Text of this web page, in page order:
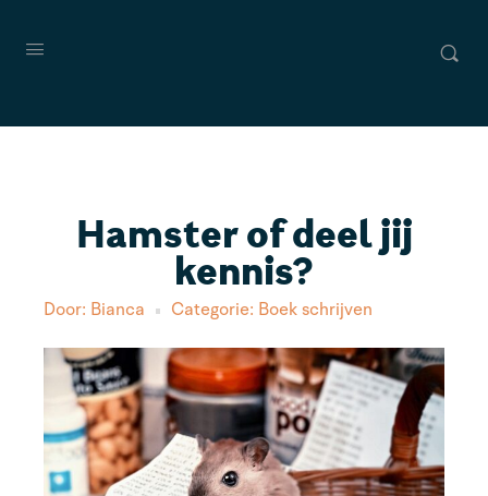
Hamster of deel jij
kennis?
Door: Bianca Categorie: Boek schrijven